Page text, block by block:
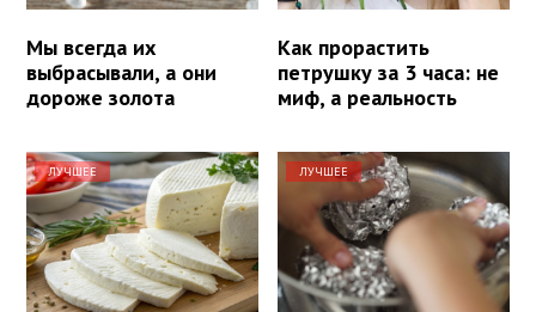
Мы всегда их
выбрасывали, а они
дороже золота
Как прорастить
петрушку за 3 часа: не
миф, а реальность
ЛУЧШЕЕ ЛУЧШЕЕ